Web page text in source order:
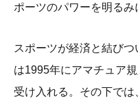
ポーツのパワーを明るみ
スポーツが経済と結び
は1995年にアマチュア
受け入れる。その下で